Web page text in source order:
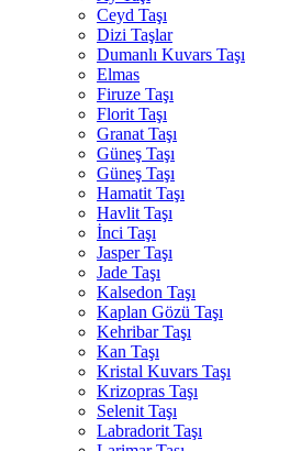
Ceyd Taşı
Dizi Taşlar
Dumanlı Kuvars Taşı
Elmas
Firuze Taşı
Florit Taşı
Granat Taşı
Güneş Taşı
Güneş Taşı
Hamatit Taşı
Havlit Taşı
İnci Taşı
Jasper Taşı
Jade Taşı
Kalsedon Taşı
Kaplan Gözü Taşı
Kehribar Taşı
Kan Taşı
Kristal Kuvars Taşı
Krizopras Taşı
Selenit Taşı
Labradorit Taşı